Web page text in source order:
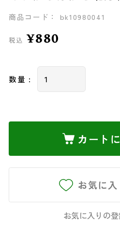
商品コード： bk10980041
税込 ¥880
数量 :
カート
お気に
お気に入りの登